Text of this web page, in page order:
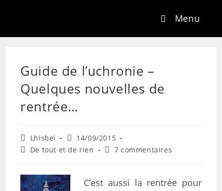
Menu
Guide de l’uchronie –
Quelques nouvelles de
rentrée…
Lhisbei
14/09/2015
De tout et de rien
7 commentaires
C’est aussi la rentrée pour